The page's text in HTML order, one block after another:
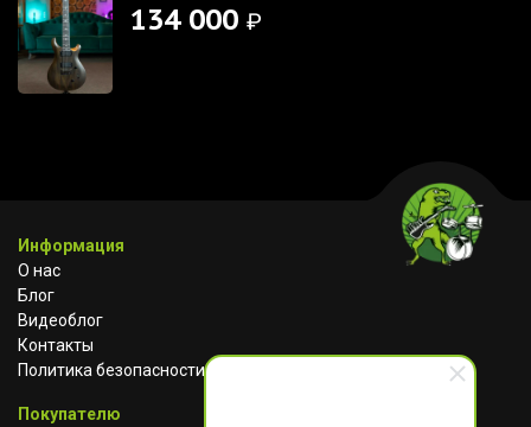
134 000 ₽
Информация
О нас
Блог
Видеоблог
Контакты
Политика безопасности
Покупателю